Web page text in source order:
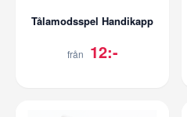
Tålamodsspel Handikapp
från 12:-